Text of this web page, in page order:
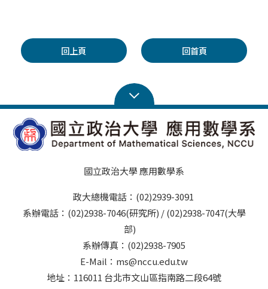
回上頁 回首頁
國立政治大學 應用數學系
政大總機電話：(02)2939-3091
系辦電話：(02)2938-7046(研究所) / (02)2938-7047(大學
部)
系辦傳真：(02)2938-7905
E-Mail：ms@nccu.edu.tw
地址：116011 台北市文山區指南路二段64號